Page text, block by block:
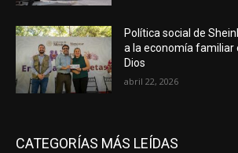
Política social de
a la economía familiar
Dios
abril 22, 2026
CATEGORÍAS MÁS LEÍDAS